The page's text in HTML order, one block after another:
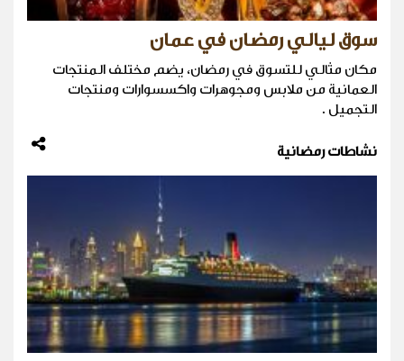
سوق ليالي رمضان في عمان
مكان مثالي للتسوق في رمضان، يضم مختلف المنتجات
العمانية من ملابس ومجوهرات واكسسوارات ومنتجات
التجميل .
نشاطات رمضانية